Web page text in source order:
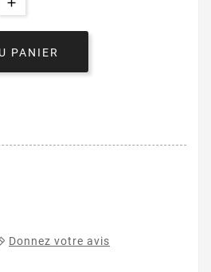
PANIER
Donnez votre avis